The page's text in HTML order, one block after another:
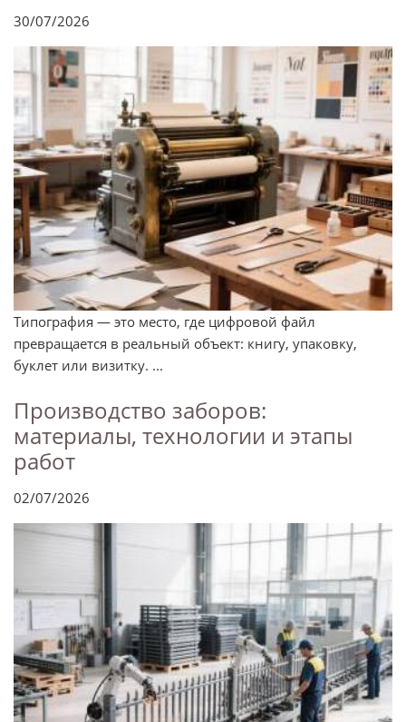
30/07/2026
Типография — это место, где цифровой файл
превращается в реальный объект: книгу, упаковку,
буклет или визитку. ...
Производство заборов:
материалы, технологии и этапы
работ
02/07/2026